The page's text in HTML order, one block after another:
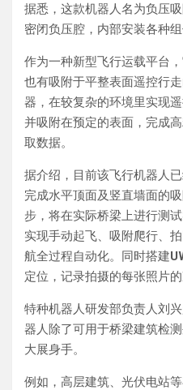
据悉，这款机器人名为负压
密闭负压腔，内部安装各种
作为一种新型飞行运载平台
也有吸附于平整表面遥控行
器，在较复杂的环境里实现
并吸附在预定的表面，完成
取数据。
据介绍，目前该飞行机器人
完成水平顶面及竖直墙面的
步，将在实际桥梁上进行测
实现手动起飞、吸附爬行、
航全过程自动化。同时搭建
定位，记录拍摄的每张照片的
特种机器人研发部负责人刘
器人除了可用于桥梁建筑检
大展身手。
例如，高层建筑、光伏电站